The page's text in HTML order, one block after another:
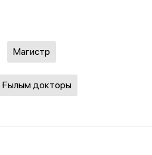
Магистр
Ғылым докторы